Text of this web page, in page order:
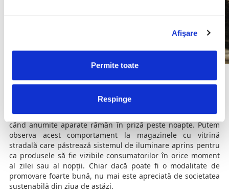
Afişare
Permite toate
Respinge
momentul în care energia este utilizată inutil prin
menținerea echipamentului necesar companiei conectat la o
sursă de energie atunci când nu este folosit. Acest lucru se
întâmplă de obicei după finalizarea programului de lucru,
când anumite aparate rămân în priză peste noapte. Putem
observa acest comportament la magazinele cu vitrină
stradală care păstrează sistemul de iluminare aprins pentru
ca produsele să fie vizibile consumatorilor în orice moment
al zilei sau al nopții. Chiar dacă poate fi o modalitate de
promovare foarte bună, nu mai este apreciată de societatea
sustenabilă din ziua de astăzi.